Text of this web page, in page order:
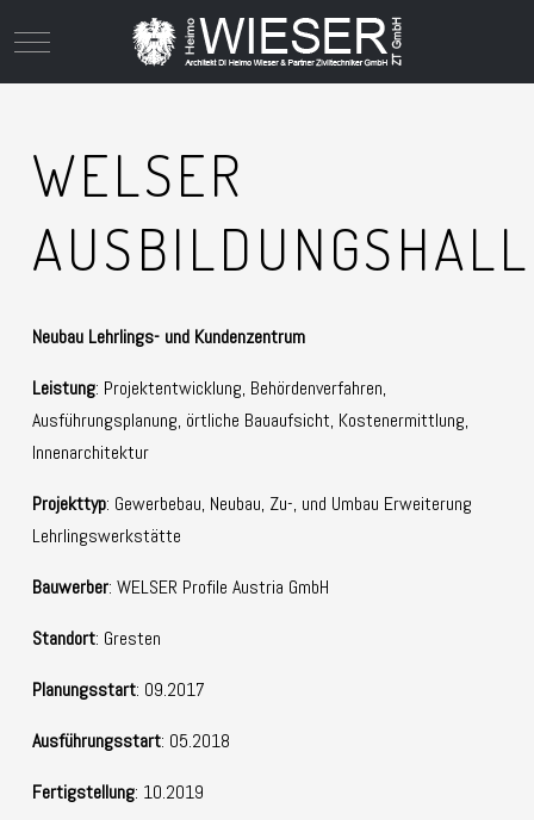
Mobile Menu Toggle
WELSER
Neubau Lehrlings- und Kundenzentrum
Leistung: Projektentwicklung, Behördenverfahren,
Ausführungsplanung, örtliche Bauaufsicht, Kostenermittlung,
Innenarchitektur
Projekttyp: Gewerbebau, Neubau, Zu-, und Umbau Erweiterung
Lehrlingswerkstätte
Bauwerber: WELSER Profile Austria GmbH
Standort: Gresten
Planungsstart: 09.2017
Ausführungsstart: 05.2018
Fertigstellung: 10.2019